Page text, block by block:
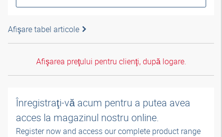
Afişare tabel articole
Afişarea preţului pentru clienţi, după logare.
Înregistraţi-vă acum pentru a putea avea
acces la magazinul nostru online.
Register now and access our complete product range